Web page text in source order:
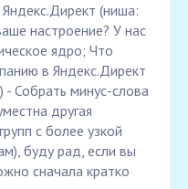
(ниша:
настроение? У нас
ядро; Что
в Яндекс.Директ
- Собрать минус-слова
другая
с более узкой
буду рад, если вы
сначала кратко